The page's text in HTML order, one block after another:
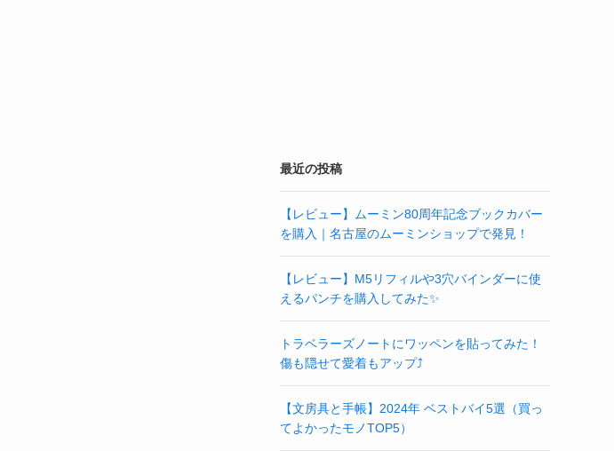
最近の投稿
【レビュー】ムーミン80周年記念ブックカバー
を購入｜名古屋のムーミンショップで発見！
【レビュー】M5リフィルや3穴バインダーに使
えるパンチを購入してみた✨
トラベラーズノートにワッペンを貼ってみた！
傷も隠せて愛着もアップ⤴️
【文房具と手帳】2024年 ベストバイ5選（買っ
てよかったモノTOP5）